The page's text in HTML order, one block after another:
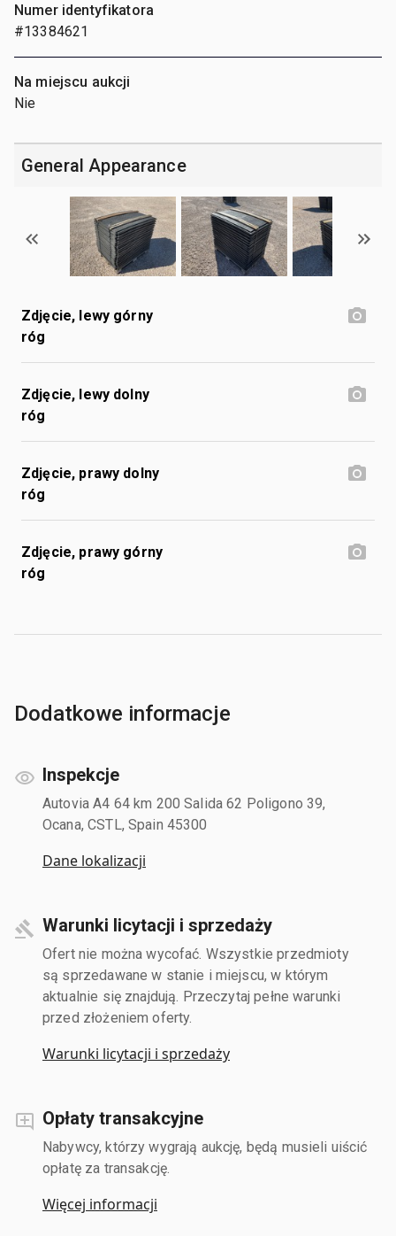
Numer identyfikatora
#13384621
Na miejscu aukcji
Nie
General Appearance
Zdjęcie, lewy górny
róg
Zdjęcie, lewy dolny
róg
Zdjęcie, prawy dolny
róg
Zdjęcie, prawy górny
róg
Dodatkowe informacje
Inspekcje
Autovia A4 64 km 200 Salida 62 Poligono 39,
Ocana, CSTL, Spain 45300
Dane lokalizacji
Warunki licytacji i sprzedaży
Ofert nie można wycofać. Wszystkie przedmioty
są sprzedawane w stanie i miejscu, w którym
aktualnie się znajdują. Przeczytaj pełne warunki
przed złożeniem oferty.
Warunki licytacji i sprzedaży
Opłaty transakcyjne
Nabywcy, którzy wygrają aukcję, będą musieli uiścić
opłatę za transakcję.
Więcej informacji